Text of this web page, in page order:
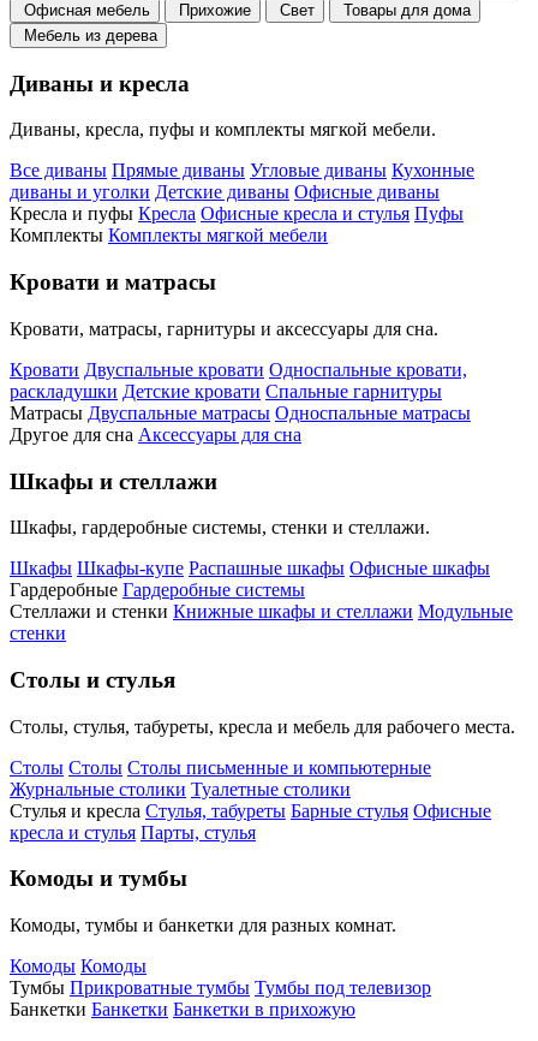
Офисная мебель
Прихожие Свет
Товары для дома
Мебель из дерева
Диваны и кресла
Диваны, кресла, пуфы и комплекты мягкой мебели.
Все диваны Прямые диваны Угловые диваны Кухонные
диваны и уголки Детские диваны Офисные диваны
Кресла и пуфы Кресла Офисные кресла и стулья Пуфы
Комплекты Комплекты мягкой мебели
Кровати и матрасы
Кровати, матрасы, гарнитуры и аксессуары для сна.
Кровати Двуспальные кровати Односпальные кровати,
раскладушки Детские кровати Спальные гарнитуры
Матрасы Двуспальные матрасы Односпальные матрасы
Другое для сна Аксессуары для сна
Шкафы и стеллажи
Шкафы, гардеробные системы, стенки и стеллажи.
Шкафы Шкафы-купе Распашные шкафы Офисные шкафы
Гардеробные Гардеробные системы
Стеллажи и стенки Книжные шкафы и стеллажи Модульные
стенки
Столы и стулья
Столы, стулья, табуреты, кресла и мебель для рабочего места.
Столы Столы Столы письменные и компьютерные
Журнальные столики Туалетные столики
Стулья и кресла Стулья, табуреты Барные стулья Офисные
кресла и стулья Парты, стулья
Комоды и тумбы
Комоды, тумбы и банкетки для разных комнат.
Комоды Комоды
Тумбы Прикроватные тумбы Тумбы под телевизор
Банкетки Банкетки Банкетки в прихожую